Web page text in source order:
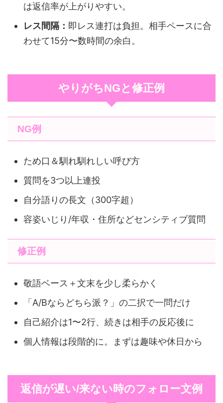
は返信率が上がりやすい。
レス間隔： 即レス連打は負担。相手ペースに合
わせて15分〜数時間の余白。
やりがちNGと修正例
NG例
ため口＆馴れ馴れしい呼び方
質問を3つ以上連投
自分語りの長文（300字超）
容姿いじり/年収・住所などセンシティブ質問
修正例
敬語ベース＋文末を少し柔らかく
「A/Bならどちら派？」の二択で一問だけ
自己紹介は1〜2行、続きは相手の反応後に
個人情報は段階的に。まずは趣味や休日から
返信が遅い/来ない時のフォロー文例